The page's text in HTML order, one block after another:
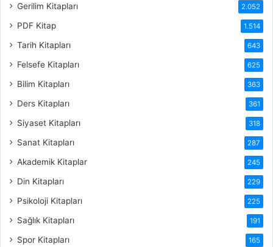
Gerilim Kitapları 2.052
PDF Kitap 1.514
Tarih Kitapları 643
Felsefe Kitapları 625
Bilim Kitapları 363
Ders Kitapları 361
Siyaset Kitapları 318
Sanat Kitapları 287
Akademik Kitaplar 245
Din Kitapları 229
Psikoloji Kitapları 225
Sağlık Kitapları 191
Spor Kitapları 165